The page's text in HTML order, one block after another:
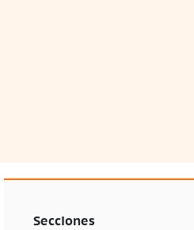
Secciones